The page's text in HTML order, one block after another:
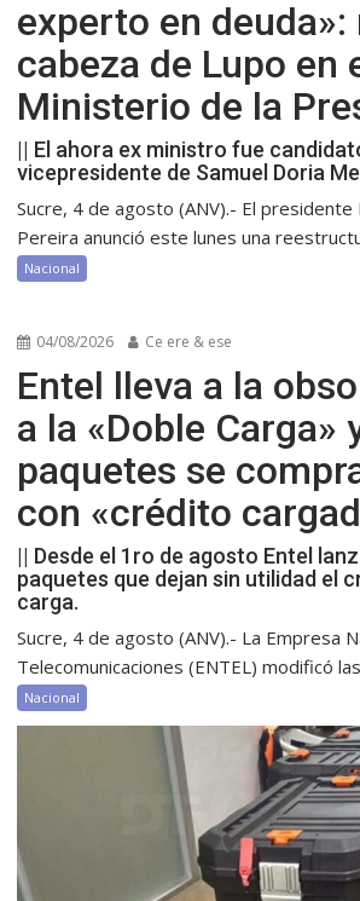
experto en deuda»:
cabeza de Lupo en
Ministerio de la
|| El ahora ex ministro fue
vicepresidente de Samuel Doria
Sucre, 4 de agosto (ANV).- El presidente
Pereira anunció este lunes una
Nacional
04/08/2026 Ce ere & ese
Entel lleva a la
a la «Doble Carga»
paquetes se
con «crédito
|| Desde el 1ro de agosto Entel
paquetes que dejan sin utilidad el
carga.
Sucre, 4 de agosto (ANV).- La Empresa
Telecomunicaciones (ENTEL) modificó
Nacional